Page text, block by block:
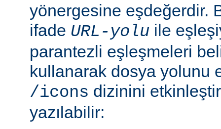
yönergesine eşdeğerdir.
ifade URL-yolu ile
parantezli eşleşmeleri
kullanarak dosya yolunu
/icons dizinini
yazılabilir: